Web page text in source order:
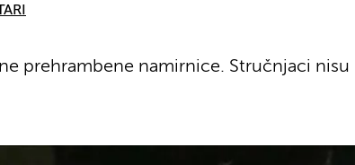
prehrambene namirnice. Stručnjaci nisu